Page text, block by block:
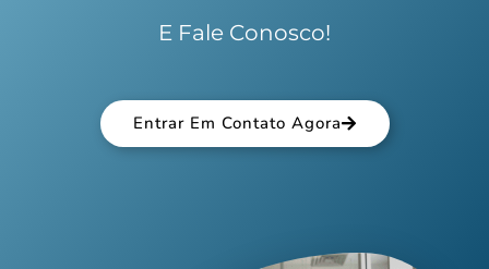
E Fale Conosco!
Entrar Em Contato Agora